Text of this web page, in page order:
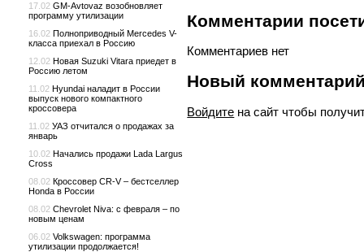
Комментарии
Комментариев нет
Новый
Войдите на сайт чтобы
17.02 GM-Avtovaz возобновляет
программу утилизации
16.02 Полноприводный Mercedes V-
класса приехал в Россию
12.02 Новая Suzuki Vitara приедет в
Россию летом
11.02 Hyundai наладит в России
выпуск нового компактного
кроссовера
11.02 УАЗ отчитался о продажах за
январь
10.02 Начались продажи Lada Largus
Cross
08.02 Кроссовер CR-V – бестселлер
Honda в России
08.02 Chevrolet Niva: с февраля – по
новым ценам
06.02 Volkswagen: программа
утилизации продолжается!